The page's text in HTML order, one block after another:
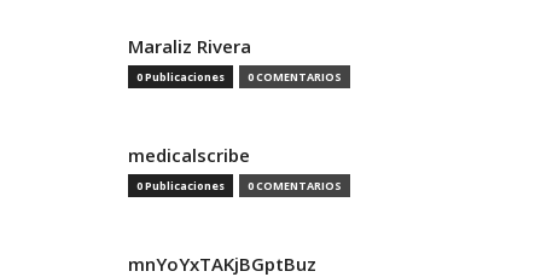
Maraliz Rivera
0 Publicaciones 0 COMENTARIOS
medicalscribe
0 Publicaciones 0 COMENTARIOS
mnYoYxTAKjBGptBuz